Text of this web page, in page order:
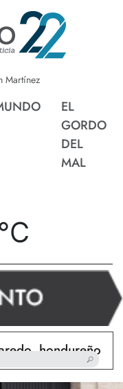
Martínez
EL
GORDO
DEL
MAL
C
muere